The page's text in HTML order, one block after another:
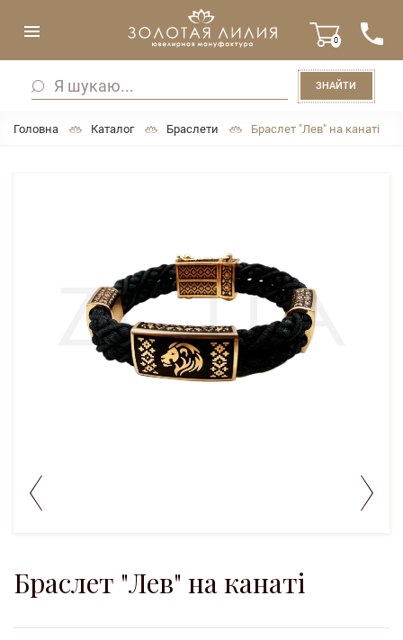
0
ЗНАЙТИ
Головна Каталог Браслети Браслет "Лев" на канаті
Браслет "Лев" на канаті